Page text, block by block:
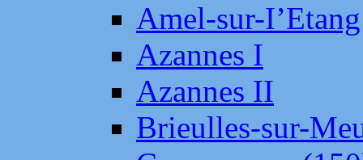
Amel-sur-
Azannes I
Azannes II
Brieulles-sur-